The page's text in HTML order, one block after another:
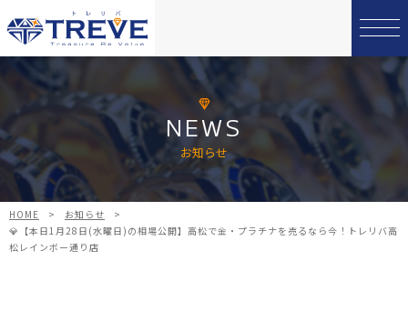
NEWS
お知らせ
HOME > お知らせ
>
💎【本日1月28日(水曜日)の相場公開】高松で金・プラチナを売るなら今！トレリバ高
松レインボー通り店